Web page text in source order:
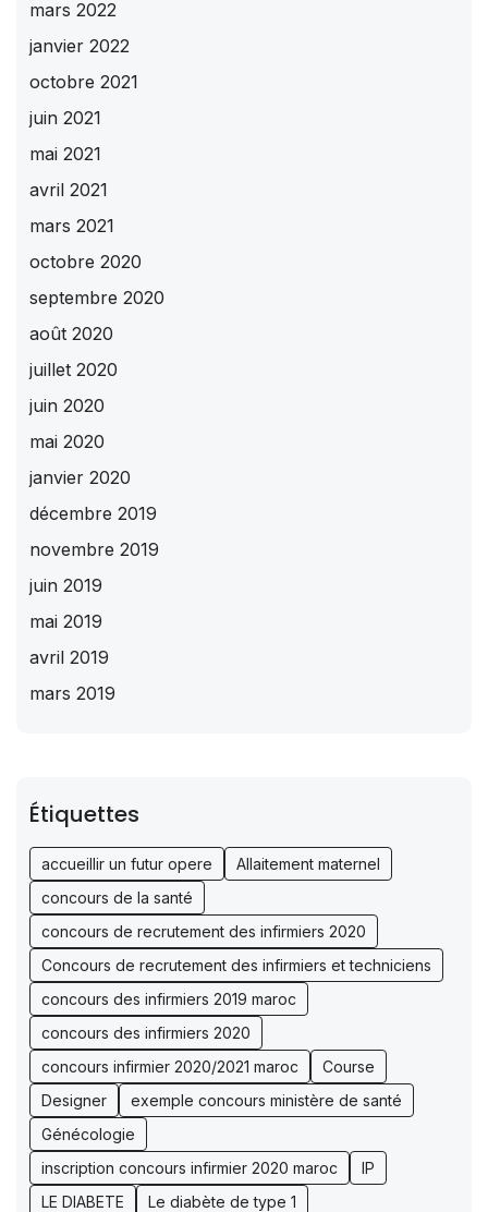
mars 2022
janvier 2022
octobre 2021
juin 2021
mai 2021
avril 2021
mars 2021
octobre 2020
septembre 2020
août 2020
juillet 2020
juin 2020
mai 2020
janvier 2020
décembre 2019
novembre 2019
juin 2019
mai 2019
avril 2019
mars 2019
Étiquettes
accueillir un futur opere
Allaitement maternel
concours de la santé
concours de recrutement des infirmiers 2020
Concours de recrutement des infirmiers et techniciens
concours des infirmiers 2019 maroc
concours des infirmiers 2020
concours infirmier 2020/2021 maroc
Course
Designer
exemple concours ministère de santé
Génécologie
inscription concours infirmier 2020 maroc
IP
LE DIABETE
Le diabète de type 1